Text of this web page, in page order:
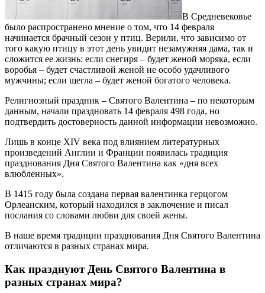
В Средневековье
было распространено мнение о том, что 14 февраля
начинается брачный сезон у птиц. Верили, что зависимо от
того какую птицу в этот день увидит незамужняя дама, так и
сложится ее жизнь: если снегиря – будет женой моряка, если
воробья – будет счастливой женой не особо удачливого
мужчины; если щегла – будет женой богатого человека.
Религиозный праздник – Святого Валентина – по некоторым
данным, начали праздновать 14 февраля 498 года, но
подтвердить достоверность данной информации невозможно.
Лишь в конце XIV века под влиянием литературных
произведений Англии и Франции появилась традиция
празднования Дня Святого Валентина как «дня всех
влюбленных».
В 1415 году была создана первая валентинка герцогом
Орлеанским, который находился в заключение и писал
послания со словами любви для своей жены.
В наше время традиции празднования Дня Святого Валентина
отличаются в разных странах мира.
Как празднуют День Святого Валентина в
разных странах мира?